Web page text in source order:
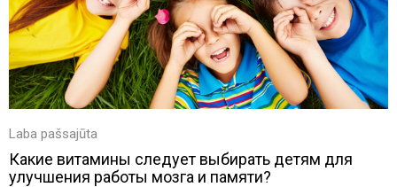
Laba pašsajūta
Какие витамины следует выбирать детям для
улучшения работы мозга и памяти?